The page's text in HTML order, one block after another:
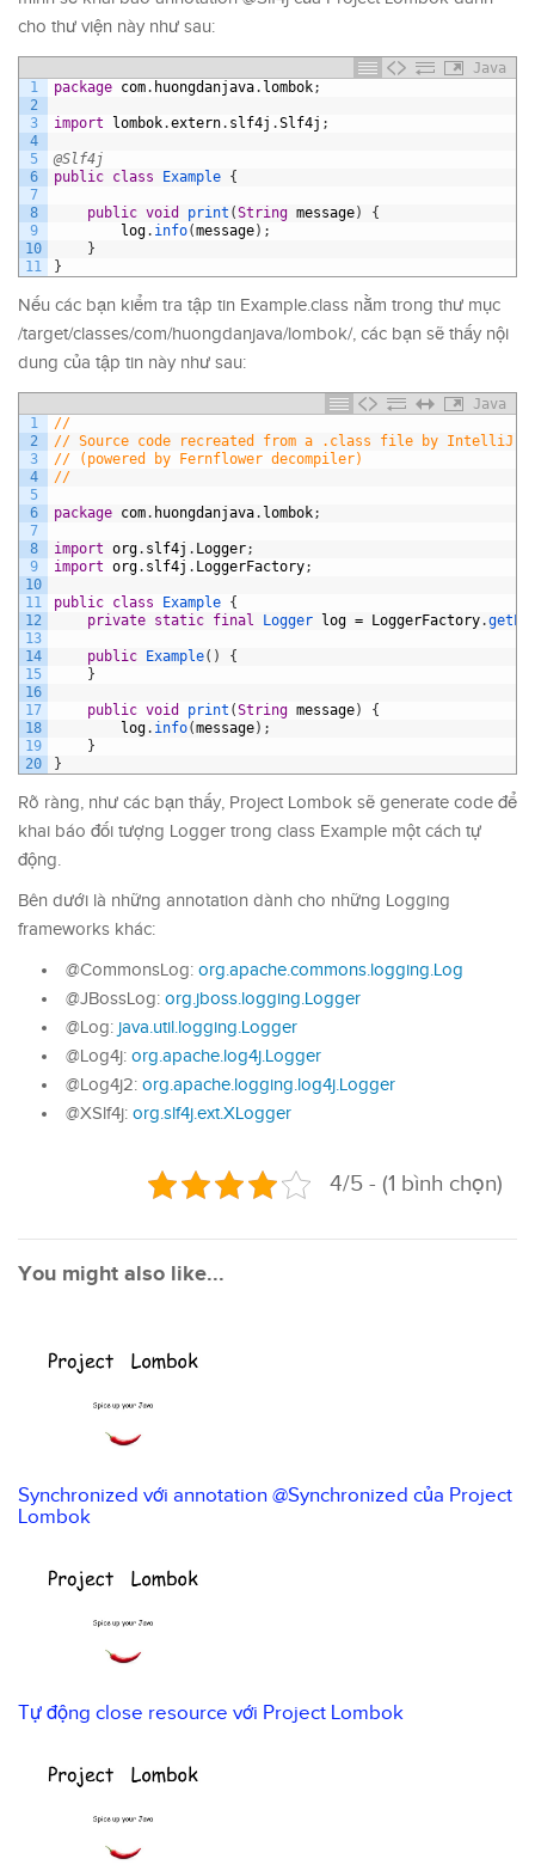
cho thư viện này như sau:
Java
1
2
3
4
5
6
7
8
9
10
11
package com. huongdanjava. lombok;
import lombok.extern. slf4j .Slf4j ;
@Slf4j
public class Example {
public void print (String message)
{
log. info(message) ;
}
}
Nếu các bạn kiểm tra tập tin Example.class nằm trong thư mục
/target/classes/com/huongdanjava/lombok/, các bạn sẽ thấy nội
dung của tập tin này như sau:
Java
1
2
3
4
5
6
7
8
9
10
11
12
13
14
15
16
17
18
19
20
//
// Source code recreated from a .class file by IntelliJ
// (powered by Fernflower decompiler)
//
package com. huongdanjava. lombok;
import org. slf4j . Logger;
import org. slf4j . LoggerFactory;
public class Example {
private static final Logger log = LoggerFactory.
public Example( )
{
}
public void print (String message)
{
log. info(message) ;
}
}
Rõ ràng, như các bạn thấy, Project Lombok sẽ generate code để
khai báo đối tượng Logger trong class Example một cách tự
động.
Bên dưới là những annotation dành cho những Logging
frameworks khác:
@CommonsLog: org.apache.commons.logging.Log
@JBossLog: org.jboss.logging.Logger
@Log: java.util.logging.Logger
@Log4j: org.apache.log4j.Logger
@Log4j2: org.apache.logging.log4j.Logger
@XSlf4j: org.slf4j.ext.XLogger
4/5 - (1 bình chọn)
You might also like...
Synchronized với annotation @Synchronized của Project
Lombok
Tự động close resource với Project Lombok